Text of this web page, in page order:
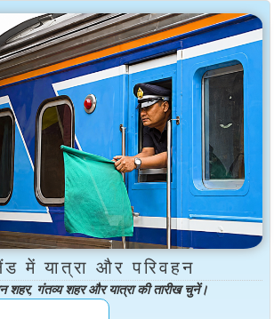
में यात्रा और परिवहन
शहर, गंतव्य शहर और यात्रा की तारीख चुनें।